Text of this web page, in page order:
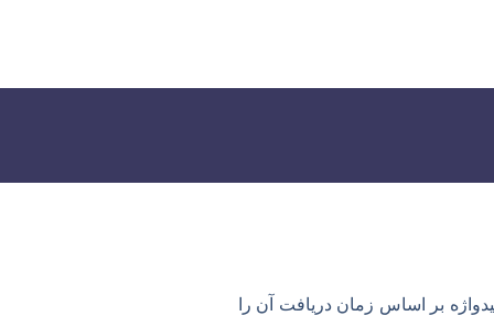
بر اساس زمان دریافت آن را